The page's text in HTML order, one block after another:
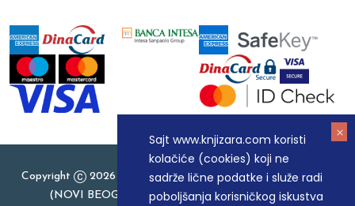
Sajt www.knjizara.com koristi
kolačiće (cookies) koji ne
sadrže lične podatke i služe radi
poboljšanja korisničkog iskustva
Copyright
2026 Knjizara.com - MAKART DOO BEOGRAD
(NOVI BEOGRAD), PIB: 105184104, MB: 20337524